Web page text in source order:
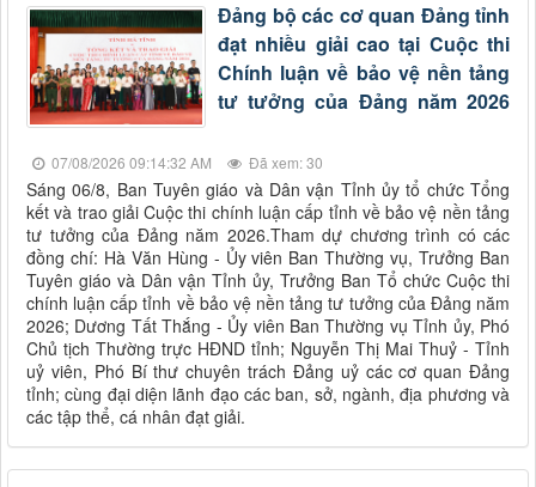
Đảng bộ các cơ quan Đảng tỉnh
đạt nhiều giải cao tại Cuộc thi
Chính luận về bảo vệ nền tảng
tư tưởng của Đảng năm 2026
07/08/2026 09:14:32 AM Đã xem: 30
Sáng 06/8, Ban Tuyên giáo và Dân vận Tỉnh ủy tổ chức Tổng
kết và trao giải Cuộc thi chính luận cấp tỉnh về bảo vệ nền tảng
tư tưởng của Đảng năm 2026.Tham dự chương trình có các
đồng chí: Hà Văn Hùng - Ủy viên Ban Thường vụ, Trưởng Ban
Tuyên giáo và Dân vận Tỉnh ủy, Trưởng Ban Tổ chức Cuộc thi
chính luận cấp tỉnh về bảo vệ nền tảng tư tưởng của Đảng năm
2026; Dương Tất Thắng - Ủy viên Ban Thường vụ Tỉnh ủy, Phó
Chủ tịch Thường trực HĐND tỉnh; Nguyễn Thị Mai Thuỷ - Tỉnh
uỷ viên, Phó Bí thư chuyên trách Đảng uỷ các cơ quan Đảng
tỉnh; cùng đại diện lãnh đạo các ban, sở, ngành, địa phương và
các tập thể, cá nhân đạt giải.